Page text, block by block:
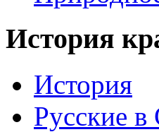
История
История
Русские